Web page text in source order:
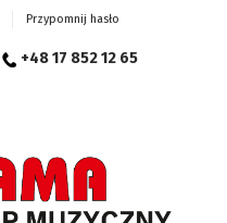
Przypomnij hasło
+48 17 852 12 65